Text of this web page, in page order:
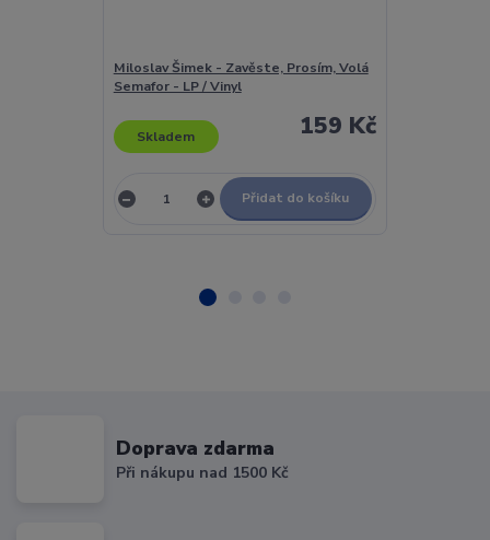
Miloslav Šimek - Zavěste, Prosím, Volá
Semafor - LP / Vinyl
159 Kč
Skladem
Přidat do košíku
Doprava zdarma
Při nákupu nad 1500 Kč